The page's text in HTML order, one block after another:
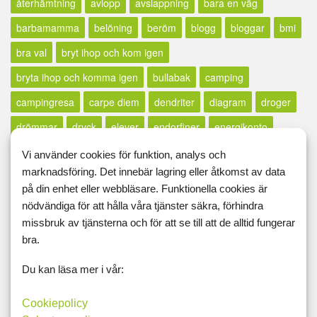
barbamamma
belöning beröm blogg bloggar
bmi
bra val
bryt ihop och kom igen
bryta ihop och komma igen
bullabak
camping
campingresa
carpe diem dendriter diagram
droger
drömmar
dryck elever endorfiner
energikonto
extrapepp
faller fallit fira fläskfilé flatvarp
födelsedag
fördelar fredagsfeeling
fredagslängtan
friskluft
friterad halloumi frukt fundering
funderingar
gäddhäng
getingar glad glädje hälsa
halsont
hinna ifatt
hopp höstlov
huvudvärk
influensa
Vi använder cookies för funktion, analys och
marknadsföring. Det innebär lagring eller åtkomst av data
på din enhet eller webbläsare. Funktionella cookies är
nödvändiga för att hålla våra tjänster säkra, förhindra
missbruk av tjänsterna och för att se till att de alltid fungerar
bra.
Du kan läsa mer i vår:
Cookiepolicy